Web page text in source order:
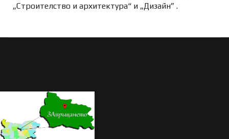
„Строителство и архитектура“ и „Дизайн” .